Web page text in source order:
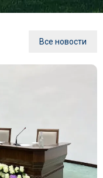
Все новости